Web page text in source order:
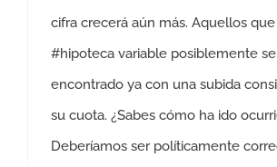
cifra crecerá aún más. Aquellos
#hipoteca variable posiblemente
encontrado ya con una subida
su cuota. ¿Sabes cómo ha ido
Deberíamos ser políticamente